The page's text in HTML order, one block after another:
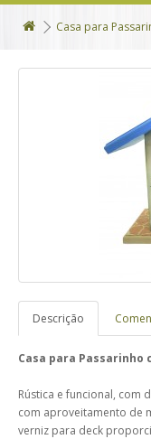
Casa para
Descrição
Casa para Passarinho
Rústica e funcional, com
com aproveitamento de
verniz para deck